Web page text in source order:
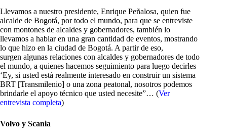
Llevamos a nuestro presidente, Enrique Peñalosa, quien fue
alcalde de Bogotá, por todo el mundo, para que se entreviste
con montones de alcaldes y gobernadores, también lo
llevamos a hablar en una gran cantidad de eventos, mostrando
lo que hizo en la ciudad de Bogotá. A partir de eso,
surgen algunas relaciones con alcaldes y gobernadores de todo
el mundo, a quienes hacemos seguimiento para luego decirles
‘Ey, si usted está realmente interesado en construir un sistema
BRT [Transmilenio] o una zona peatonal, nosotros podemos
brindarle el apoyo técnico que usted necesite”… (Ver
entrevista completa)
Volvo y Scania